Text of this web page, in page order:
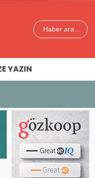
Haber ara...
YAZIN